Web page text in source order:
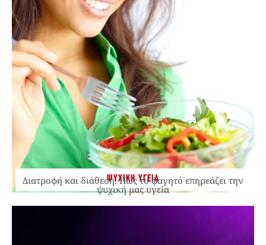
ΨΥΧΙΚΗ ΥΓΕΙΑ
Διατροφή και διάθεση: Πώς το φαγητό επηρεάζει την
ψυχική μας υγεία